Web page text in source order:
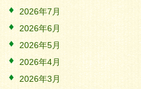
2026年7月
2026年6月
2026年5月
2026年4月
2026年3月